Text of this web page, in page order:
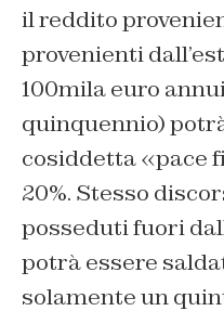
il reddito
provenienti
100mila euro
quinquennio)
cosiddetta «pace
20%. Stesso
posseduti fuori
potrà essere
solamente un